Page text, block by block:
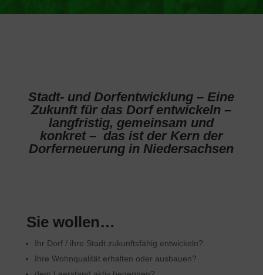
Stadt- und Dorfentwicklung – Eine
Zukunft für das Dorf entwickeln –
langfristig, gemeinsam und
konkret – das ist der Kern der
Dorferneuerung in Niedersachsen
Sie wollen…
Ihr Dorf / ihre Stadt zukunftsfähig entwickeln?
Ihre Wohnqualität erhalten oder ausbauen?